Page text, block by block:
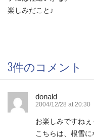
楽しみだこと♪
3件のコメント
donald
2004/12/28 at 20:30
お楽しみですねぇ
こちらは、根雪